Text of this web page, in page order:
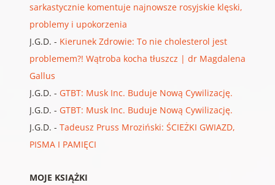
sarkastycznie komentuje najnowsze rosyjskie klęski,
problemy i upokorzenia
J.G.D. - Kierunek Zdrowie: To nie cholesterol jest
problemem?! Wątroba kocha tłuszcz | dr Magdalena
Gallus
J.G.D. - GTBT: Musk Inc. Buduje Nową Cywilizację.
J.G.D. - GTBT: Musk Inc. Buduje Nową Cywilizację.
J.G.D. - Tadeusz Pruss Mroziński: ŚCIEŻKI GWIAZD,
PISMA I PAMIĘCI
MOJE KSIĄŻKI